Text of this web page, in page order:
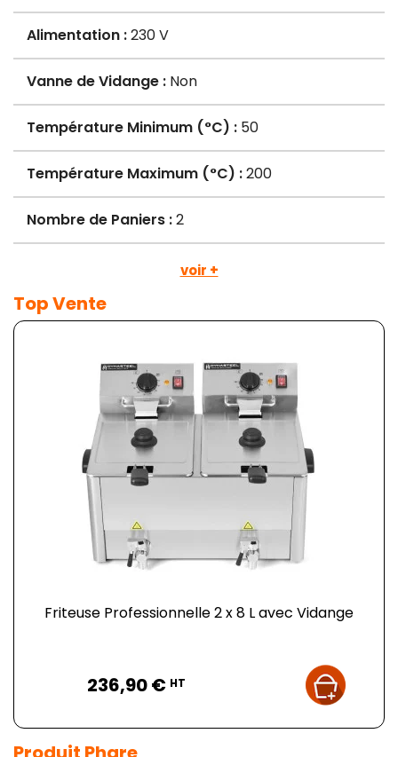
Alimentation :230 V
Vanne de Vidange : Non
Température Minimum (°C) : 50
Température Maximum (°C) :200
Nombre de Paniers :2
voir +
Top Vente
Friteuse Professionnelle 2 x 8 L avec Vidange
236,90 € HT